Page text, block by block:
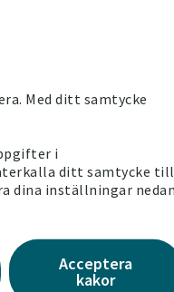
Med ditt samtycke
i
ditt samtycke till
dina inställningar nedan
Acceptera
kakor
ta ett tillägg som
av grundhyran.
hand, ansvarig
Om den du hyr